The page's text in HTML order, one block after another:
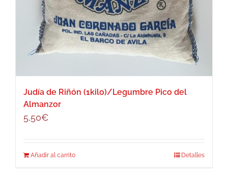
Judía de Riñón (1kilo)/Legumbre Pico del
Almanzor
5,50€
Añadir al carrito Detalles